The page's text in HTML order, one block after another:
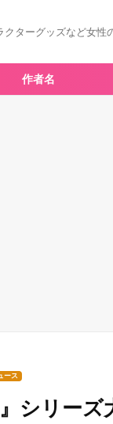
クターグッズなど女性
作者名
ース
』シリー